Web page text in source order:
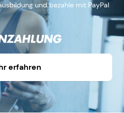
und bezahle mit PayPal
erfahren